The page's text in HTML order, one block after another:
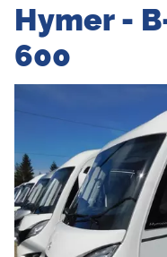
Hymer -
600